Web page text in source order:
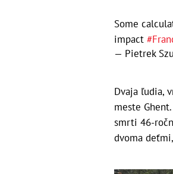
Some
impact
— Pietrek
Dvaja ľudia,
meste
smrti 46-
dvoma